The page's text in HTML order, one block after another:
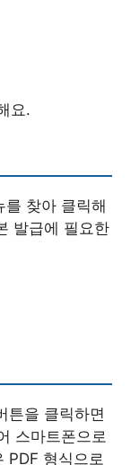
요.
를 찾아 클릭해
발급에 필요한
튼을 클릭하면
스마트폰으로
PDF 형식으로